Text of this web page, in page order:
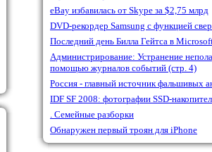
еBay избавилась от Skype за $2,75 млрд
DVD-рекордер Samsung с функцией
Последний день Билла Гейтса в
Администрирование: Устранение
помощью журналов событий (стр. 4)
Россия - главный источник фальшивых
IDF SF 2008: фотографии SSD-
. Семейные разборки
Обнаружен первый троян для iPhone